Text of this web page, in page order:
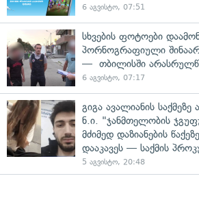
6 აგვისტო, 07:51
სხვების ფოტოები
პორნოგრაფიული
— თბილისში
6 აგვისტო, 07:17
გიგა ავალიანის
ნ.ი. "ჯანმთელობის
მძიმედ დაზიანების
დააკავეს — საქმის
5 აგვისტო, 20:48